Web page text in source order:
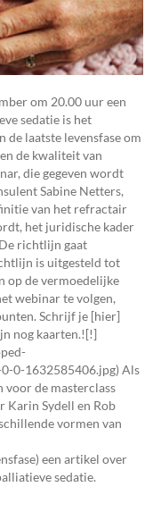
om 20.00 uur een
sedatie is het
laatste levensfase om
de kwaliteit van
die gegeven wordt
Sabine Netters,
van het refractair
het juridische kader
richtlijn gaat
is uitgesteld tot
op de vermoedelijke
webinar te volgen,
Schrijf je [hier]
nog kaarten.![!]
0-1632585406.jpg) Als
de masterclass
Karin Sydell en Rob
vormen van
een artikel over
sedatie.